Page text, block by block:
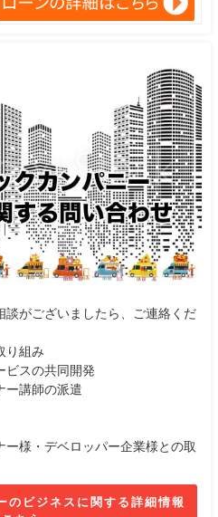
談がございましたら、ご連絡くだ
り組み
ビスの共同開発
ー講師の派遣
様・デベロッパー企業様との取
のビジネスに関する詳細情報